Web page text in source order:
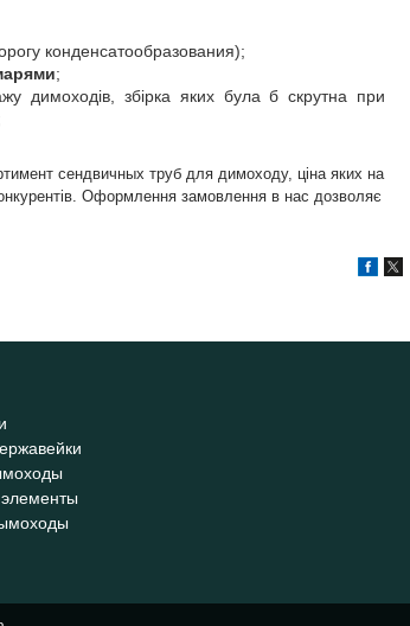
конденсатообразования);
;
димоходів, збірка яких була б скрутна при
сендвичных труб для димоходу, ціна яких на
Оформлення замовлення в нас дозволяє